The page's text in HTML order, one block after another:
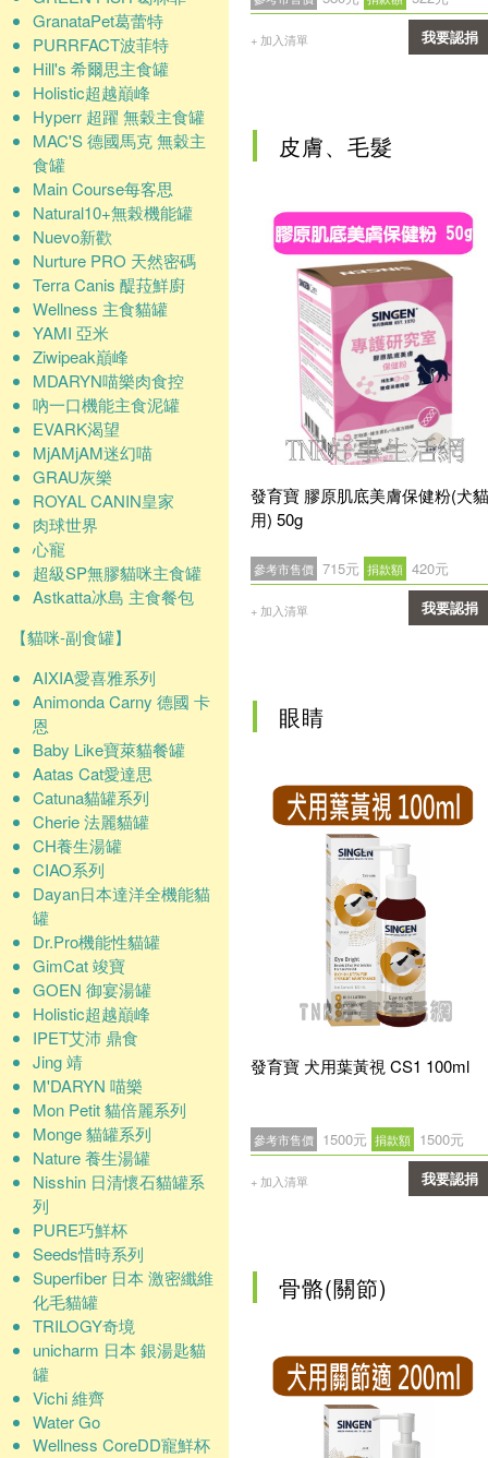
GranataPet葛蕾特
PURRFACT波菲特
Hill's 希爾思主食罐
Holistic超越巔峰
Hyperr 超躍 無穀主食罐
MAC'S 德國馬克 無穀主
食罐
Main Course每客思
Natural10+無榖機能罐
Nuevo新歡
Nurture PRO 天然密碼
Terra Canis 醍菈鮮廚
Wellness 主食貓罐
YAMI 亞米
Ziwipeak巔峰
MDARYN喵樂肉食控
吶一口機能主食泥罐
EVARK渴望
MjAMjAM迷幻喵
GRAU灰樂
ROYAL CANIN皇家
肉球世界
心寵
超級SP無膠貓咪主食罐
Astkatta冰島 主食餐包
【貓咪-副食罐】
AIXIA愛喜雅系列
Animonda Carny 德國 卡
恩
Baby Like寶萊貓餐罐
Aatas Cat愛達思
Catuna貓罐系列
Cherie 法麗貓罐
CH養生湯罐
CIAO系列
Dayan日本達洋全機能貓
罐
Dr.Pro機能性貓罐
GimCat 竣寶
GOEN 御宴湯罐
Holistic超越巔峰
IPET艾沛 鼎食
Jing 靖
M'DARYN 喵樂
Mon Petit 貓倍麗系列
Monge 貓罐系列
Nature 養生湯罐
Nisshin 日清懷石貓罐系
列
PURE巧鮮杯
Seeds惜時系列
Superfiber 日本 激密纖維
化毛貓罐
TRILOGY奇境
unicharm 日本 銀湯匙貓
罐
Vichi 維齊
Water Go
Wellness CoreDD寵鮮杯
+ 加入清單 我要認捐
皮膚、毛髮
發育寶 膠原肌底美膚保健粉(犬貓
用) 50g
參考市售價 715元 捐款額 420元
+ 加入清單 我要認捐
眼睛
發育寶 犬用葉黃視 CS1 100ml
參考市售價 1500元 捐款額 1500元
+ 加入清單 我要認捐
骨骼(關節)